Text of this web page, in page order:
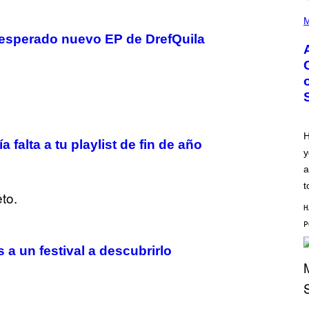
nuevo EP de DrefQuila
falta a tu playlist de fin de año
a un festival a descubrirlo
H
O
B
Y
M
O
N
A
C
I
P
E
/
G
E
T
I